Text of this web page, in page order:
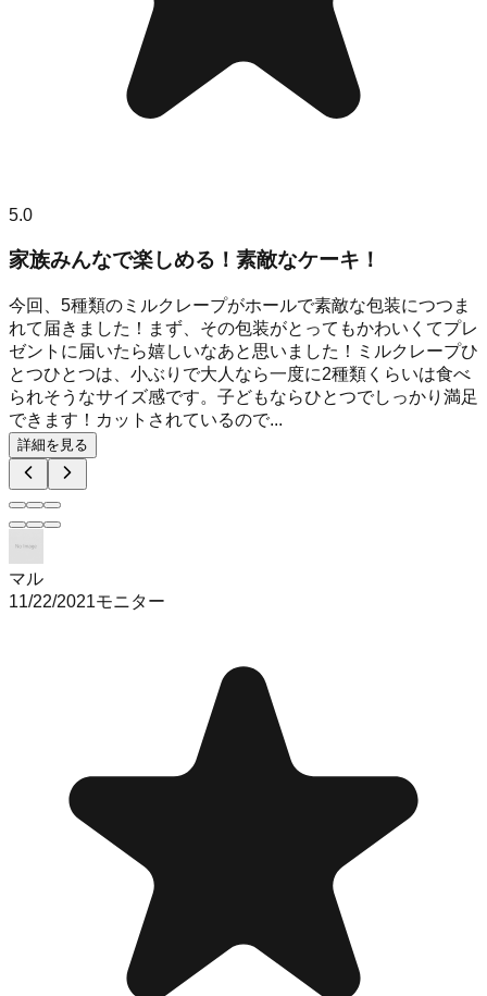
5.0
家族みんなで楽しめる！素敵なケーキ！
今回、5種類のミルクレープがホールで素敵な包装につつま
れて届きました！まず、その包装がとってもかわいくてプレ
ゼントに届いたら嬉しいなあと思いました！ミルクレープひ
とつひとつは、小ぶりで大人なら一度に2種類くらいは食べ
られそうなサイズ感です。子どもならひとつでしっかり満足
できます！カットされているので...
詳細を見る
マル
11/22/2021モニター